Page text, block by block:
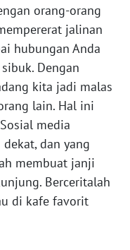
orang-orang
jalinan
hubungan Anda
Dengan
kita jadi malas
lain. Hal ini
media
dan yang
membuat janji
Berceritalah
di kafe favorit